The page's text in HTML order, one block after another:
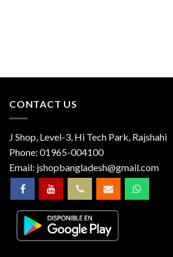
CONTACT US
J Shop, Level-3, Hi Tech Park, Rajshahi
Phone: 01965-004100
Email: jshopbangladesh@gmail.com